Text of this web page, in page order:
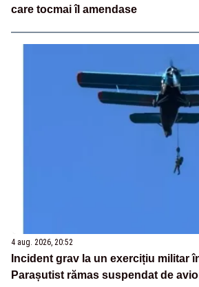
care tocmai îl amendase
4 aug. 2026, 20:52
Incident grav la un exercițiu militar
Parașutist rămas suspendat de